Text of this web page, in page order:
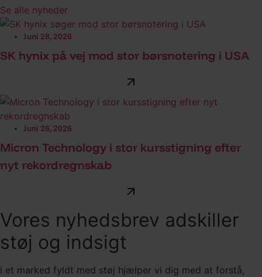
Se alle nyheder
Juni 28, 2026
SK hynix på vej mod stor børsnotering i USA
Juni 26, 2026
Micron Technology i stor kursstigning efter
nyt rekordregnskab
Vores nyhedsbrev adskiller
støj og indsigt
I et marked fyldt med støj hjælper vi dig med at forstå,